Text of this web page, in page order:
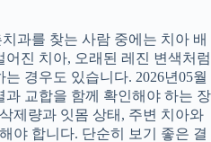
과를 찾는 사람 중에는 치아 배
진 치아, 오래된 레진 변색처럼
경우도 있습니다. 2026년05월
과 교합을 함께 확인해야 하는 장
제량과 잇몸 상태, 주변 치아와
야 합니다. 단순히 보기 좋은 결